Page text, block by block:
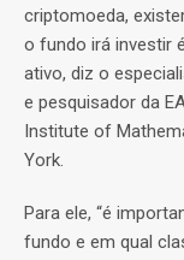
criptomoeda,
o fundo irá investir
ativo, diz o
e pesquisador da
Institute of
York.
Para ele, “é
fundo e em qual